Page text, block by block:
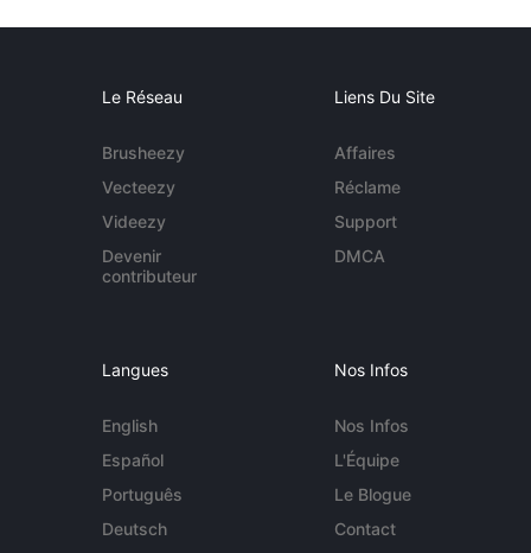
Le Réseau
Brusheezy
Vecteezy
Videezy
Devenir
contributeur
Liens Du Site
Affaires
Réclame
Support
DMCA
Langues
English
Español
Português
Deutsch
Nos Infos
Nos Infos
L'Équipe
Le Blogue
Contact